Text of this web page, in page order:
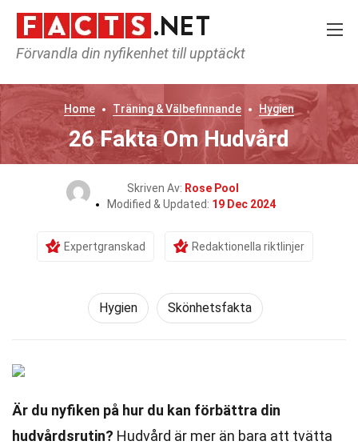
Förvandla din nyfikenhet till upptäckt
Home Träning & Välbefinnande Hygien
26 Fakta Om Hudvård
Skriven Av: Rose Pool
Modified & Updated: 19 Dec 2024
Expertgranskad Redaktionella riktlinjer
Hygien Skönhetsfakta
Är du nyfiken på hur du kan förbättra din
hudvårdsrutin? Hudvård är mer än bara att tvätta